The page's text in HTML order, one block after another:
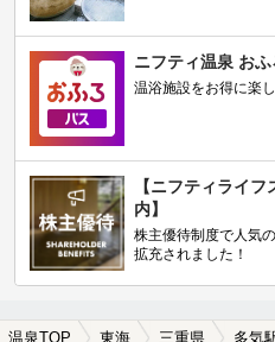
ニフティ温泉 おふ
温浴施設をお得に楽
【ニフティライ
内】
株主優待制度で人気
拡充されました！